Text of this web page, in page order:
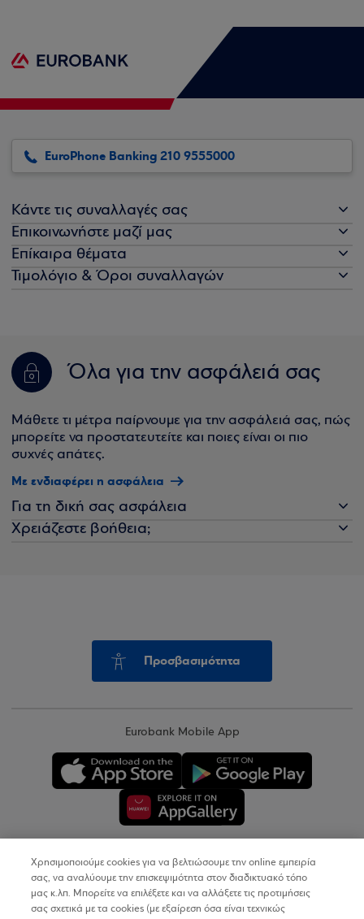
EuroPhone Banking 210 9555000
Κάντε τις συναλλαγές σας
Επικοινωνήστε μαζί μας
Επίκαιρα θέματα
Τιμολόγιο & Όροι συναλλαγών
Όλα για την ασφάλειά σας
Μάθετε τι μέτρα παίρνουμε για την ασφάλειά σας, πώς
μπορείτε να προστατευτείτε και ποιες είναι οι πιο
συχνές απάτες.
Με ενδιαφέρει η ασφάλεια
Για τη δική σας ασφάλεια
Χρειάζεστε βοήθεια;
Προσβασιμότητα
Eurobank Mobile App
Copyright © 2026
Χρησιμοποιούμε cookies για να βελτιώσουμε την online εμπειρία
σας, να αναλύουμε την επισκεψιμότητα στον διαδικτυακό τόπο
μας κ.λπ. Μπορείτε να επιλέξετε και να αλλάξετε τις προτιμήσεις
σας σχετικά με τα cookies (με εξαίρεση όσα είναι τεχνικώς